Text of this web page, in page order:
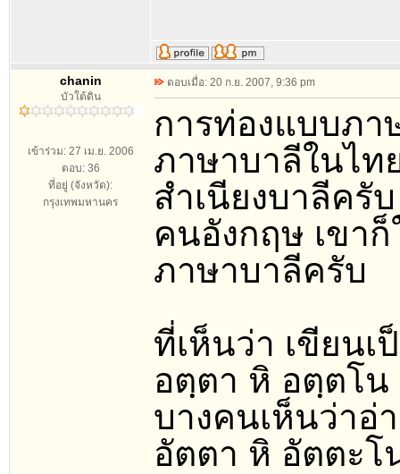
chanin
บัวใต้ดิน
เข้าร่วม: 27 เม.ย. 2006
ตอบ: 36
ที่อยู่ (จังหวัด):
กรุงเทพมหานคร
ตอบเมื่อ: 20 ก.ย. 2007, 9:36 pm
การท่องแบบภา
ภาษาบาลีในไท
สำเนียงบาลีครับ
คนอังกฤษ เขา
ภาษาบาลีครับ
ที่เห็นว่า เขียนเ
อตฺตา หิ อตฺตโน
บางคนเห็นว่าอ่
อัตตา หิ อัตตะโ